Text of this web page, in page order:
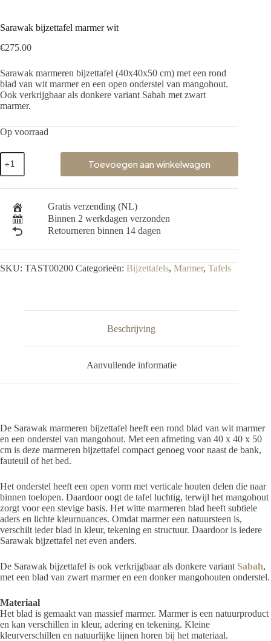
Sarawak bijzettafel marmer wit
€275.00
Sarawak marmeren bijzettafel (40x40x50 cm) met een rond
blad van wit marmer en een open onderstel van mangohout.
Ook verkrijgbaar als donkere variant Sabah met zwart
marmer.
Op voorraad
Toevoegen aan winkelwagen
Gratis verzending (NL)
Binnen 2 werkdagen verzonden
Retourneren binnen 14 dagen
SKU: TAST00200 Categorieën: Bijzettafels, Marmer, Tafels
Beschrijving
Aanvullende informatie
De Sarawak marmeren bijzettafel heeft een rond blad van wit marmer
en een onderstel van mangohout. Met een afmeting van 40 x 40 x 50
cm is deze marmeren bijzettafel compact genoeg voor naast de bank,
fauteuil of het bed.
Het onderstel heeft een open vorm met verticale houten delen die naar
binnen toelopen. Daardoor oogt de tafel luchtig, terwijl het mangohout
zorgt voor een stevige basis. Het witte marmeren blad heeft subtiele
aders en lichte kleurnuances. Omdat marmer een natuursteen is,
verschilt ieder blad in kleur, tekening en structuur. Daardoor is iedere
Sarawak bijzettafel net even anders.
De Sarawak bijzettafel is ook verkrijgbaar als donkere variant Sabah,
met een blad van zwart marmer en een donker mangohouten onderstel.
Materiaal
Het blad is gemaakt van massief marmer. Marmer is een natuurproduct
en kan verschillen in kleur, adering en tekening. Kleine
kleurverschillen en natuurlijke lijnen horen bij het materiaal.